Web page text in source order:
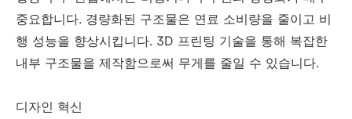
중요합니다. 경량화된 구조물은 연료 소비량을 줄이고 비
행 성능을 향상시킵니다. 3D 프린팅 기술을 통해 복잡한
내부 구조물을 제작함으로써 무게를 줄일 수 있습니다.
디자인 혁신